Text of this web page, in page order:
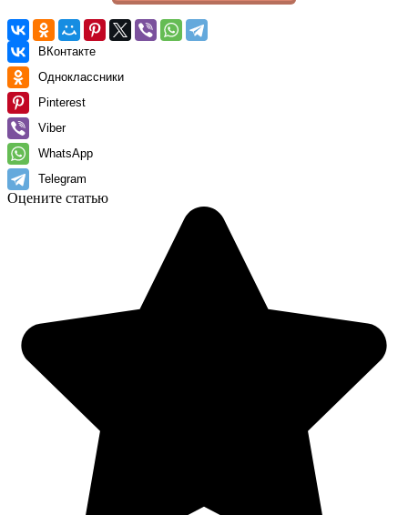
ВКонтакте
Одноклассники
Pinterest
Viber
WhatsApp
Telegram
Оцените статью